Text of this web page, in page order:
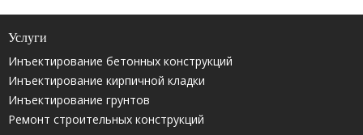
Услуги
Инъектирование бетонных конструкций
Инъектирование кирпичной кладки
Инъектирование грунтов
Ремонт строительных конструкций